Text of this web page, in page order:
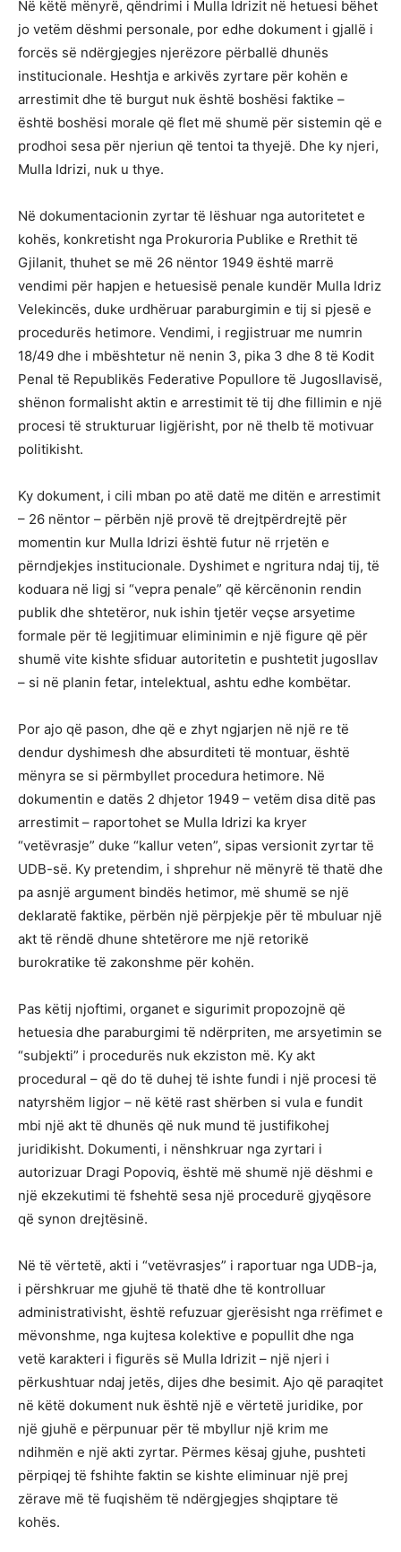
Në këtë mënyrë, qëndrimi i Mulla Idrizit në hetuesi bëhet
jo vetëm dëshmi personale, por edhe dokument i gjallë i
forcës së ndërgjegjes njerëzore përballë dhunës
institucionale. Heshtja e arkivës zyrtare për kohën e
arrestimit dhe të burgut nuk është boshësi faktike –
është boshësi morale që flet më shumë për sistemin që e
prodhoi sesa për njeriun që tentoi ta thyejë. Dhe ky njeri,
Mulla Idrizi, nuk u thye.
Në dokumentacionin zyrtar të lëshuar nga autoritetet e
kohës, konkretisht nga Prokuroria Publike e Rrethit të
Gjilanit, thuhet se më 26 nëntor 1949 është marrë
vendimi për hapjen e hetuesisë penale kundër Mulla Idriz
Velekincës, duke urdhëruar paraburgimin e tij si pjesë e
procedurës hetimore. Vendimi, i regjistruar me numrin
18/49 dhe i mbështetur në nenin 3, pika 3 dhe 8 të Kodit
Penal të Republikës Federative Popullore të Jugosllavisë,
shënon formalisht aktin e arrestimit të tij dhe fillimin e një
procesi të strukturuar ligjërisht, por në thelb të motivuar
politikisht.
Ky dokument, i cili mban po atë datë me ditën e arrestimit
– 26 nëntor – përbën një provë të drejtpërdrejtë për
momentin kur Mulla Idrizi është futur në rrjetën e
përndjekjes institucionale. Dyshimet e ngritura ndaj tij, të
koduara në ligj si “vepra penale” që kërcënonin rendin
publik dhe shtetëror, nuk ishin tjetër veçse arsyetime
formale për të legjitimuar eliminimin e një figure që për
shumë vite kishte sfiduar autoritetin e pushtetit jugosllav
– si në planin fetar, intelektual, ashtu edhe kombëtar.
Por ajo që pason, dhe që e zhyt ngjarjen në një re të
dendur dyshimesh dhe absurditeti të montuar, është
mënyra se si përmbyllet procedura hetimore. Në
dokumentin e datës 2 dhjetor 1949 – vetëm disa ditë pas
arrestimit – raportohet se Mulla Idrizi ka kryer
“vetëvrasje” duke “kallur veten”, sipas versionit zyrtar të
UDB-së. Ky pretendim, i shprehur në mënyrë të thatë dhe
pa asnjë argument bindës hetimor, më shumë se një
deklaratë faktike, përbën një përpjekje për të mbuluar një
akt të rëndë dhune shtetërore me një retorikë
burokratike të zakonshme për kohën.
Pas këtij njoftimi, organet e sigurimit propozojnë që
hetuesia dhe paraburgimi të ndërpriten, me arsyetimin se
“subjekti” i procedurës nuk ekziston më. Ky akt
procedural – që do të duhej të ishte fundi i një procesi të
natyrshëm ligjor – në këtë rast shërben si vula e fundit
mbi një akt të dhunës që nuk mund të justifikohej
juridikisht. Dokumenti, i nënshkruar nga zyrtari i
autorizuar Dragi Popoviq, është më shumë një dëshmi e
një ekzekutimi të fshehtë sesa një procedurë gjyqësore
që synon drejtësinë.
Në të vërtetë, akti i “vetëvrasjes” i raportuar nga UDB-ja,
i përshkruar me gjuhë të thatë dhe të kontrolluar
administrativisht, është refuzuar gjerësisht nga rrëfimet e
mëvonshme, nga kujtesa kolektive e popullit dhe nga
vetë karakteri i figurës së Mulla Idrizit – një njeri i
përkushtuar ndaj jetës, dijes dhe besimit. Ajo që paraqitet
në këtë dokument nuk është një e vërtetë juridike, por
një gjuhë e përpunuar për të mbyllur një krim me
ndihmën e një akti zyrtar. Përmes kësaj gjuhe, pushteti
përpiqej të fshihte faktin se kishte eliminuar një prej
zërave më të fuqishëm të ndërgjegjes shqiptare të
kohës.